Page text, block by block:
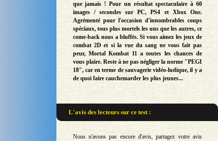
que jamais ! Pour un résultat spectaculaire à 60
images / secondes sur PC, PS4 et Xbox One.
Agrémenté pour l'occasion d'innombrables coups
spéciaux, tous plus mortels les uns que les autres, ce
come-back nous a bluffés. Si vous aimez les jeux de
combat 2D et si la vue du sang ne vous fait pas
peur, Mortal Kombat 11 a toutes les chances de
vous plaire. Reste à ne pas négliger la norme "PEGI
18", car en terme de sauvagerie vidéo-ludique, il y a
de quoi faire cauchemarder les plus jeunes...
L'avis des lecteurs surce test :
Nous n'avons pas encore d'avis, partagez votre avis